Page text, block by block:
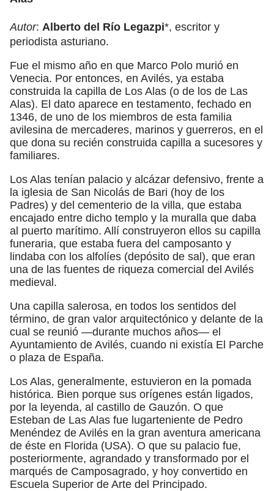
Autor: Alberto del Río Legazpi*, escritor y
periodista asturiano.
Fue el mismo año en que Marco Polo murió en
Venecia. Por entonces, en Avilés, ya estaba
construida la capilla de Los Alas (o de los de Las
Alas). El dato aparece en testamento, fechado en
1346, de uno de los miembros de esta familia
avilesina de mercaderes, marinos y guerreros, en el
que dona su recién construida capilla a sucesores y
familiares.
Los Alas tenían palacio y alcázar defensivo, frente a
la iglesia de San Nicolás de Bari (hoy de los
Padres) y del cementerio de la villa, que estaba
encajado entre dicho templo y la muralla que daba
al puerto marítimo. Allí construyeron ellos su capilla
funeraria, que estaba fuera del camposanto y
lindaba con los alfolíes (depósito de sal), que eran
una de las fuentes de riqueza comercial del Avilés
medieval.
Una capilla salerosa, en todos los sentidos del
término, de gran valor arquitectónico y delante de la
cual se reunió —durante muchos años— el
Ayuntamiento de Avilés, cuando ni existía El Parche
o plaza de España.
Los Alas, generalmente, estuvieron en la pomada
histórica. Bien porque sus orígenes están ligados,
por la leyenda, al castillo de Gauzón. O que
Esteban de Las Alas fue lugarteniente de Pedro
Menéndez de Avilés en la gran aventura americana
de éste en Florida (USA). O que su palacio fue,
posteriormente, agrandado y transformado por el
marqués de Camposagrado, y hoy convertido en
Escuela Superior de Arte del Principado.